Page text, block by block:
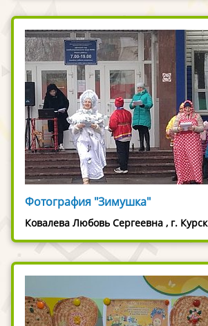
Фотография "Зимушка"
Ковалева Любовь Сергеевна , г. Курск